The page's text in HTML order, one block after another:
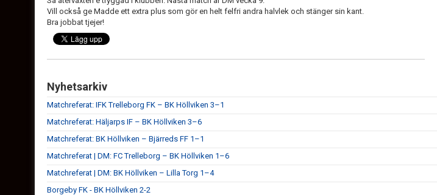
Vill också ge Madde ett extra plus som gör en helt felfri andra halvlek och stänger sin kant.
Bra jobbat tjejer!
Nyhetsarkiv
Matchreferat: IFK Trelleborg FK – BK Höllviken 3–1
Matchreferat: Häljarps IF – BK Höllviken 3–6
Matchreferat: BK Höllviken – Bjärreds FF 1–1
Matchreferat | DM: FC Trelleborg – BK Höllviken 1–6
Matchreferat | DM: BK Höllviken – Lilla Torg 1–4
Borgeby FK - BK Höllviken 2-2